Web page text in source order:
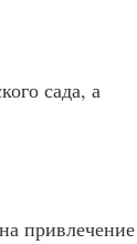
сада, а
привлечение